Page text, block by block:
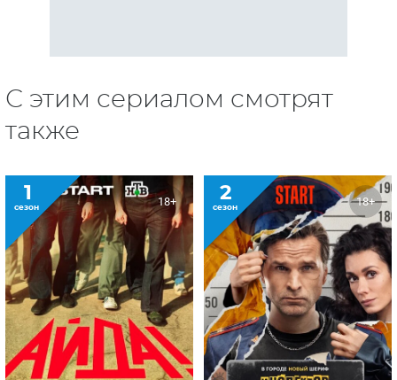
Айда! Инспектор Гаврилов
1
сезон 18+ 1
сезон 12+